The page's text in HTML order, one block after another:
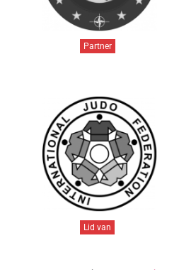
Partner
Lid van